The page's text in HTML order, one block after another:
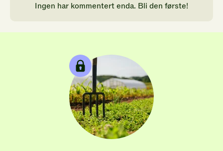
Ingen har kommentert enda. Bli den første!